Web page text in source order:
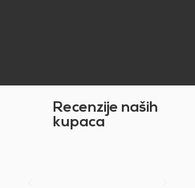
Recenzije naših
kupaca